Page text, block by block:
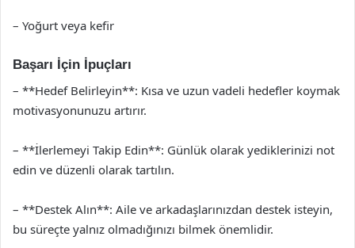
– Yoğurt veya kefir
Başarı İçin İpuçları
– **Hedef Belirleyin**: Kısa ve uzun vadeli hedefler koymak
motivasyonunuzu artırır.
– **İlerlemeyi Takip Edin**: Günlük olarak yediklerinizi not
edin ve düzenli olarak tartılın.
– **Destek Alın**: Aile ve arkadaşlarınızdan destek isteyin,
bu süreçte yalnız olmadığınızı bilmek önemlidir.